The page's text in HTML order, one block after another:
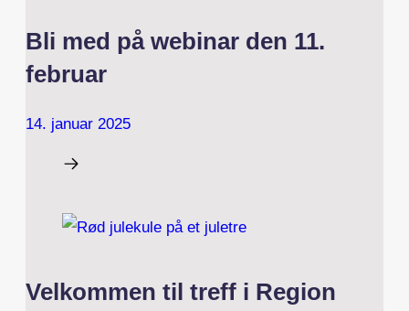
Bli med på webinar den 11.
februar
14. januar 2025
Velkommen til treff i Region